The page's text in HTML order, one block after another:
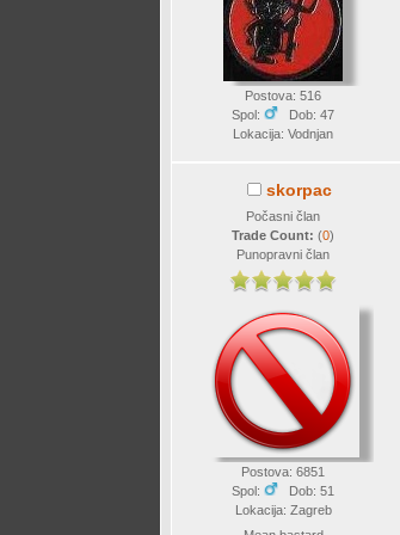
Postova: 516
Spol:
Dob: 47
Lokacija: Vodnjan
skorpac
Počasni član
Trade Count:(0)
Punopravni član
Postova: 6851
Spol:
Dob: 51
Lokacija: Zagreb